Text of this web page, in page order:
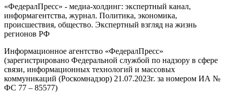
«ФедералПресс» - медиа-холдинг: экспертный канал,
информагентства, журнал. Политика, экономика,
происшествия, общество. Экспертный взгляд на жизнь
регионов РФ
Информационное агентство «ФедералПресс»
(зарегистрировано Федеральной службой по надзору в сфере
связи, информационных технологий и массовых
коммуникаций (Роскомнадзор) 21.07.2023г. за номером ИА №
ФС 77 – 85577)